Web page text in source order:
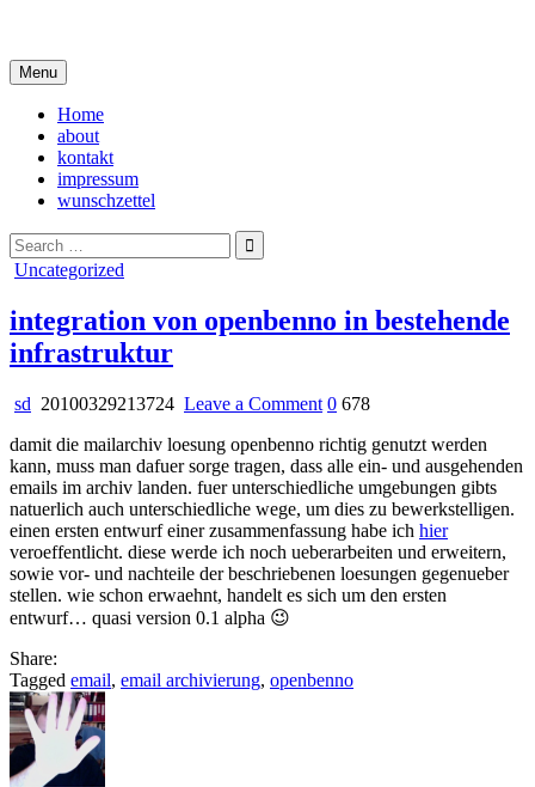
content
Menu
Home
about
kontakt
impressum
wunschzettel
Search
for:
Posted
Uncategorized
integration von openbenno in bestehende
infrastruktur
sd 20100329213724 Leave a Commenton
von
openbenno
in
bestehende
infrastruktur
0 678
damit die mailarchiv loesung openbenno richtig genutzt werden
kann, muss man dafuer sorge tragen, dass alle ein- und ausgehenden
emails im archiv landen. fuer unterschiedliche umgebungen gibts
natuerlich auch unterschiedliche wege, um dies zu bewerkstelligen.
einen ersten entwurf einer zusammenfassung habe ich hier
veroeffentlicht. diese werde ich noch ueberarbeiten und erweitern,
sowie vor- und nachteile der beschriebenen loesungen gegenueber
stellen. wie schon erwaehnt, handelt es sich um den ersten
entwurf… quasi version 0.1 alpha 😉
Share:
Tagged email, email archivierung, openbenno